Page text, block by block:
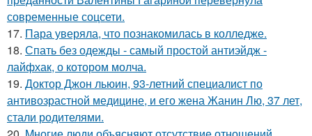
современные соцсети.
17. Пара уверяла, что познакомилась в колледже.
18. Спать без одежды - самый простой антиэйдж -
лайфхак, о котором молча.
19. Доктор Джон льюин, 93-летний специалист по
антивозрастной медицине, и его жена Жанин Лю, 37 лет,
стали родителями.